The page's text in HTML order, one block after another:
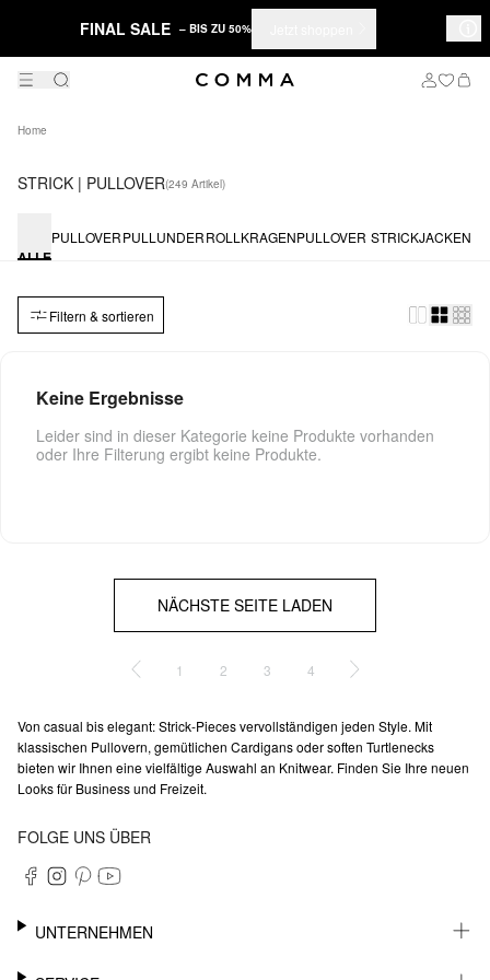
FINAL SALE – BIS ZU 50%
Home
STRICK | PULLOVER(249 Artikel)
ALLE
PULLOVERPULLUNDERROLLKRAGENPULLOVER STRICKJACKEN
Filtern & sortieren
Keine Ergebnisse
Leider sind in dieser Kategorie keine Produkte vorhanden
oder Ihre Filterung ergibt keine Produkte.
NÄCHSTE SEITE LADEN
1 2 3 4
Von casual bis elegant: Strick-Pieces vervollständigen jeden Style. Mit
klassischen Pullovern, gemütlichen Cardigans oder soften Turtlenecks
bieten wir Ihnen eine vielfältige Auswahl an Knitwear. Finden Sie Ihre neuen
Looks für Business und Freizeit.
FOLGE UNS ÜBER
UNTERNEHMEN